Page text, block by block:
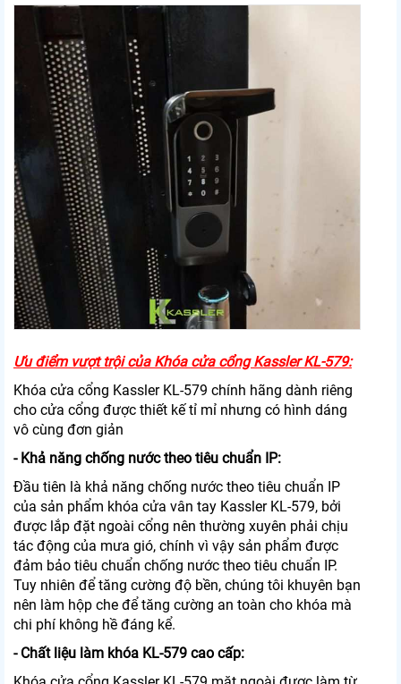
Ưu điểm vượt trội của Khóa cửa cổng Kassler KL-579:
Khóa cửa cổng Kassler KL-579 chính hãng dành riêng
cho cửa cổng được thiết kế tỉ mỉ nhưng có hình dáng
vô cùng đơn giản
- Khả năng chống nước theo tiêu chuẩn IP:
Đầu tiên là khả năng chống nước theo tiêu chuẩn IP
của sản phẩm khóa cửa vân tay Kassler KL-579, bởi
được lắp đặt ngoài cổng nên thường xuyên phải chịu
tác động của mưa gió, chính vì vậy sản phẩm được
đảm bảo tiêu chuẩn chống nước theo tiêu chuẩn IP.
Tuy nhiên để tăng cường độ bền, chúng tôi khuyên bạn
nên làm hộp che để tăng cường an toàn cho khóa mà
chi phí không hề đáng kể.
- Chất liệu làm khóa KL-579 cao cấp: